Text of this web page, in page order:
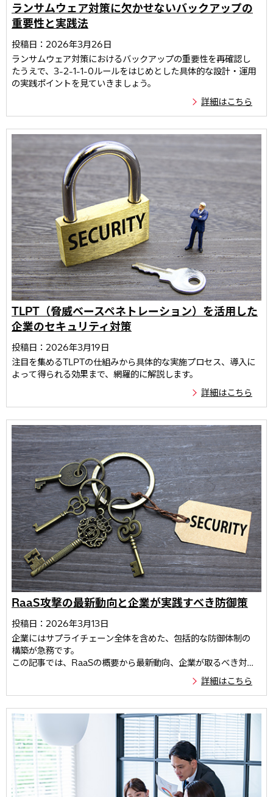
ランサムウェア対策に欠かせないバックアップの
重要性と実践法
投稿日：2026年3月26日
ランサムウェア対策におけるバックアップの重要性を再確認し
たうえで、3-2-1-1-0ルールをはじめとした具体的な設計・運用
の実践ポイントを見ていきましょう。
詳細はこちら
TLPT（脅威ベースペネトレーション）を活用した
企業のセキュリティ対策
投稿日：2026年3月19日
注目を集めるTLPTの仕組みから具体的な実施プロセス、導入に
よって得られる効果まで、網羅的に解説します。
詳細はこちら
RaaS攻撃の最新動向と企業が実践すべき防御策
投稿日：2026年3月13日
企業にはサプライチェーン全体を含めた、包括的な防御体制の
構築が急務です。
この記事では、RaaSの概要から最新動向、企業が取るべき対策
詳細はこちら